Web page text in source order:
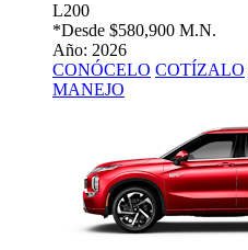
L200
*Desde $580,900 M.N.
Año: 2026
CONÓCELO COTÍZALO
MANEJO